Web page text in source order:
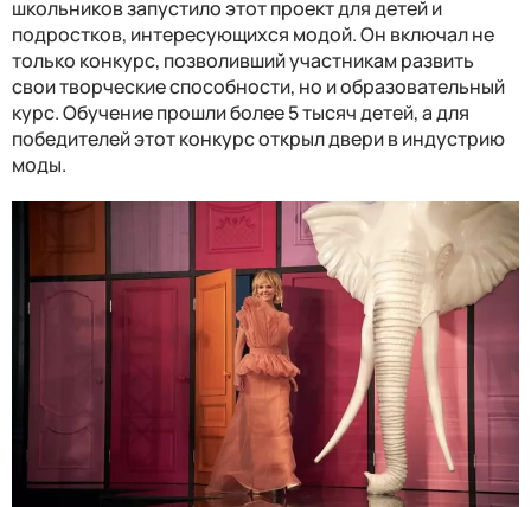
школьников запустило этот проект для детей и
подростков, интересующихся модой. Он включал не
только конкурс, позволивший участникам развить
свои творческие способности, но и образовательный
курс. Обучение прошли более 5 тысяч детей, а для
победителей этот конкурс открыл двери в индустрию
моды.